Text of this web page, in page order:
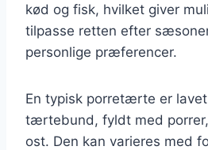
kød og fisk, hvilket giver
tilpasse retten efter
personlige præferencer.
En typisk porretærte er
tærtebund, fyldt med
ost. Den kan varieres med